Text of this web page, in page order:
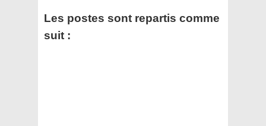
Les postes sont repartis comme
suit :